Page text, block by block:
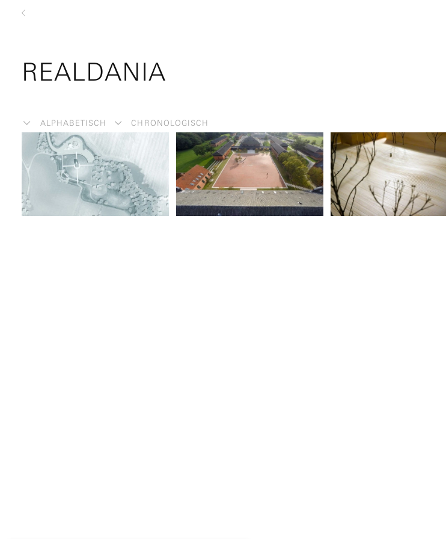
REALDANIA
ALPHABETISCH CHRONOLOGISCH